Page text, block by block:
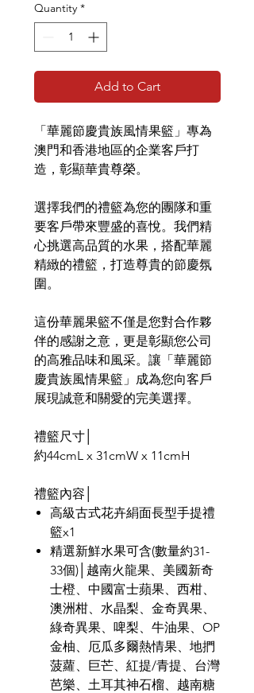
Quantity *
Add to Cart
「華麗節慶貴族風情果籃」專為
澳門和香港地區的企業客戶打
造，彰顯華貴尊榮。
選擇我們的禮籃為您的團隊和重
要客戶帶來豐盛的喜悅。我們精
心挑選高品質的水果，搭配華麗
精緻的禮籃，打造尊貴的節慶氛
圍。
這份華麗果籃不僅是您對合作夥
伴的感謝之意，更是彰顯您公司
的高雅品味和風采。讓「華麗節
慶貴族風情果籃」成為您向客戶
展現誠意和關愛的完美選擇。
禮籃尺寸│
約44cmL x 31cmW x 11cmH
禮籃內容│
高級古式花卉絹面長型手提禮
籃x1
精選新鮮水果可含(數量約31-
33個)│越南火龍果、美國新奇
士橙、中國富士蘋果、西柑、
澳洲柑、水晶梨、金奇異果、
綠奇異果、啤梨、牛油果、OP
金柚、厄瓜多爾熱情果、地捫
菠蘿、巨芒、紅提/青提、台灣
芭樂、土耳其神石榴、越南糖